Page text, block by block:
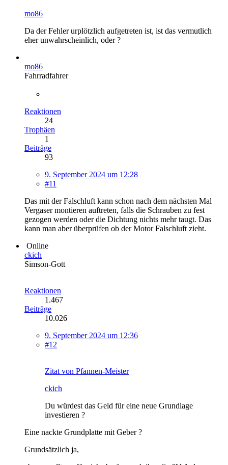
mo86
Da der Fehler urplötzlich aufgetreten ist, ist das vermutlich
eher unwahrscheinlich, oder ?
mo86
Fahrradfahrer
Reaktionen
24
Trophäen
1
Beiträge
93
9. September 2024 um 12:28
#11
Das mit der Falschluft kann schon nach dem nächsten Mal
Vergaser montieren auftreten, falls die Schrauben zu fest
gezogen werden oder die Dichtung nichts mehr taugt. Das
kann man aber überprüfen ob der Motor Falschluft zieht.
Online
ckich
Simson-Gott
Reaktionen
1.467
Beiträge
10.026
9. September 2024 um 12:36
#12
Zitat von Pfannen-Meister
ckich
Du würdest das Geld für eine neue Grundlage
investieren ?
Eine nackte Grundplatte mit Geber ?
Grundsätzlich ja,